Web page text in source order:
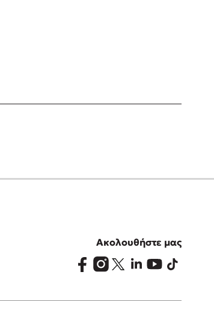
Ακολουθήστε μας